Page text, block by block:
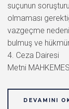
suçunun
olmaması
vazgeçme
bulmuş ve
4. Ceza
Metni
DEVAMINI